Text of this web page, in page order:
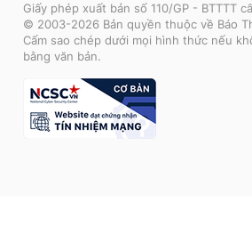
Giấy phép xuất bản số 110/GP - BTTTT
© 2003-2026 Bản quyền thuộc về Báo
Cấm sao chép dưới mọi hình thức nếu
bằng văn bản.